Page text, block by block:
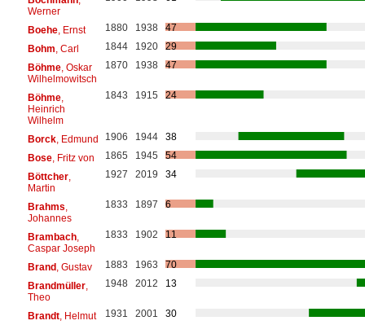
Werner
Boehe, Ernst 1880 1938
47
Bohm , Carl 1844 1920
29
Böhme, Oskar
Wilhelmowitsch
1870 1938 47
Böhme,
Heinrich
Wilhelm
1843 1915 24
Borck, Edmund 1906 1944
38
Bose, Fritz von 1865 1945
54
Böttcher,
Martin
1927 2019 34
Brahms
Johannes
1833 1897 6
Brambach,
Caspar Joseph
1833 1902 11
Brand, Gustav 1883 1963
70
Brandmüller,
Theo
1948 2012 13
Brandt, Helmut 1931 2001
30